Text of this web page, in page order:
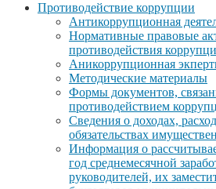
Противодействие коррупции
Антикоррупционная
Нормативные правовые
противодействия
Аникоррупционная
Методические материалы
Формы документов,
противодействием
Сведения о доходах,
обязательствах
Информация о
год среднемесячной
руководителей, их